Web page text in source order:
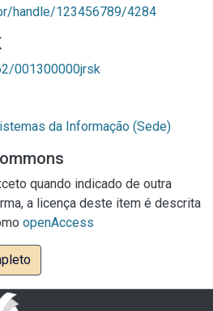
handle/123456789/4284
001300000jrsk
da Informação (Sede)
quando indicado de outra
a licença deste item é descrita
openAccess